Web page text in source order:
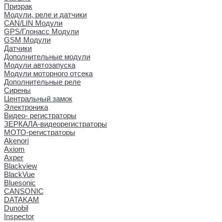
Призрак
Модули, реле и датчики
CAN/LIN Модули
GPS/Глонасс Модули
GSM Модули
Датчики
Дополнительные модули
Модули автозапуска
Модули моторного отсека
Дополнительные реле
Сирены
Центральный замок
Электроника
Видео- регистраторы
ЗЕРКАЛА-видеорегистраторы
МОТО-регистраторы
Akenori
Axiom
Axper
Blackview
BlackVue
Bluesonic
CANSONIC
DATAKAM
Dunobil
Inspector